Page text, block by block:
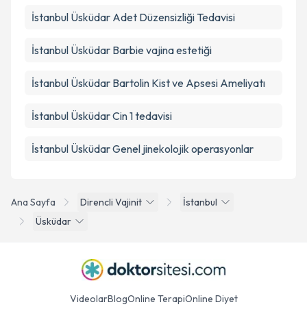
Ana Sayfa Direncli Vajinit
İstanbul
Üsküdar
İstanbul Üsküdar Adet Düzensizliği Tedavisi
İstanbul Üsküdar Barbie vajina estetiği
İstanbul Üsküdar Bartolin Kist ve Apsesi Ameliyatı
İstanbul Üsküdar Cin 1 tedavisi
İstanbul Üsküdar Genel jinekolojik operasyonlar
VideolarBlogOnline TerapiOnline Diyet